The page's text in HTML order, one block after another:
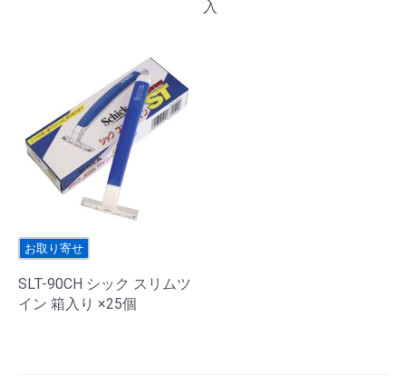
入
お取り寄せ
SLT-90CH シック スリムツ
イン 箱入り ×25個